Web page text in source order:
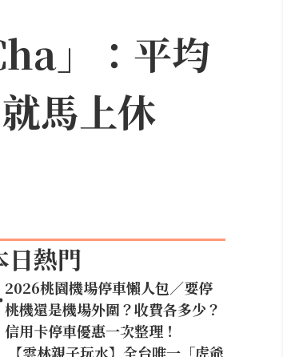
」：平均
馬上休
日熱門
.2026桃園機場停車懶人包／要停
桃機還是機場外圍？收費各多少？
信用卡停車優惠一次整理！
【雲林親子玩水】全台唯一「虎爺